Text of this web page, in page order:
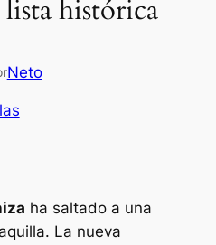
histórica
Neto
ha saltado a una
La nueva